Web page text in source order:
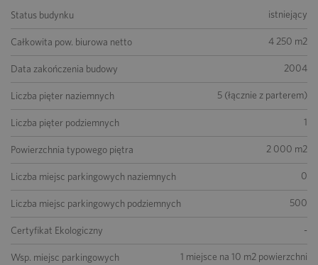
Status budynku istniejący
Całkowita pow. biurowa netto 4 250 m2
Data zakończenia budowy 2004
Liczba pięter naziemnych 5 (łącznie z parterem)
Liczba pięter podziemnych 1
Powierzchnia typowego piętra 2 000 m2
Liczba miejsc parkingowych naziemnych 0
Liczba miejsc parkingowych podziemnych 500
Certyfikat Ekologiczny -
Wsp. miejsc parkingowych 1 miejsce na 10 m2 powierzchni